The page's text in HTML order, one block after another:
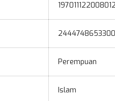
Perempuan
Islam